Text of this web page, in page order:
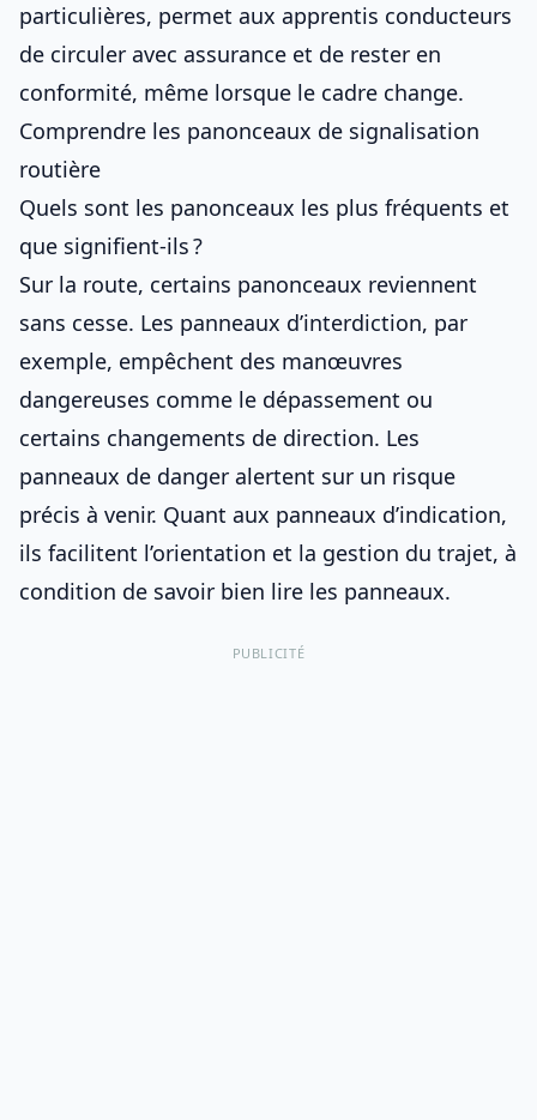
particulières, permet aux apprentis conducteurs
de circuler avec assurance et de rester en
conformité, même lorsque le cadre change.
Comprendre les panonceaux de signalisation
routière
Quels sont les panonceaux les plus fréquents et
que signifient-ils ?
Sur la route, certains panonceaux reviennent
sans cesse. Les panneaux d’interdiction, par
exemple, empêchent des manœuvres
dangereuses comme le dépassement ou
certains changements de direction. Les
panneaux de danger alertent sur un risque
précis à venir. Quant aux panneaux d’indication,
ils facilitent l’orientation et la gestion du trajet, à
condition de savoir bien lire les panneaux.
PUBLICITÉ